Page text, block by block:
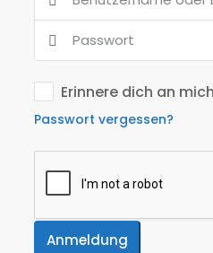
Erinnere dich an mich
Passwort vergessen?
Anmeldung